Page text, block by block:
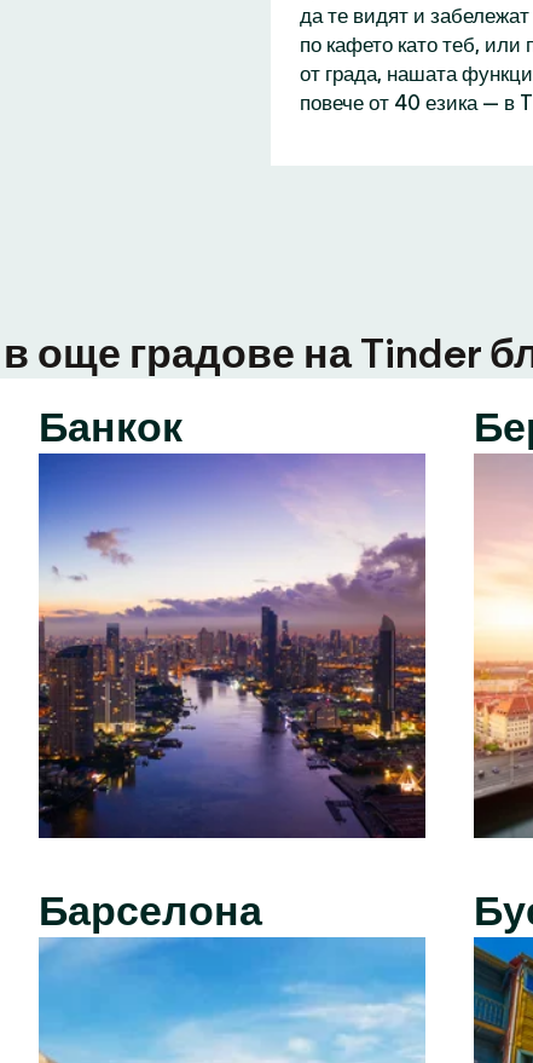
да те видят и
по кафето като теб,
от града, нашата
повече от 40 езика — в
още градове на Tinder
Банкок
Барселона